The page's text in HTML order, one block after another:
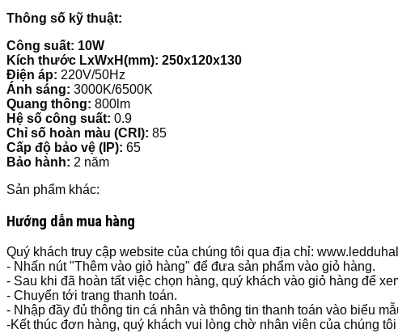
Thông số kỹ thuật:
Công suất: 10W
Kích thước LxWxH(mm): 250x120x130
Điện áp: 220V/50Hz
Ánh sáng: 3000K/6500K
Quang thông: 800lm
Hệ số công suất: 0.9
Chỉ số hoàn màu (CRI): 85
Cấp độ bảo vệ (IP): 65
Bảo hành: 2 năm
Sản phẩm khác:
Hướng dẫn mua hàng
Quý khách truy cập website của chúng tôi qua địa chỉ:
- Nhấn nút "Thêm vào giỏ hàng" để đưa sản phẩm vào giỏ hàng.
- Sau khi đã hoàn tất việc chọn hàng, quý khách vào giỏ hàng để
- Chuyển tới trang thanh toán.
- Nhập đầy đủ thông tin cá nhân và thông tin thanh toán vào biểu
-Kết thúc đơn hàng, quý khách vui lòng chờ nhân viên của chúng